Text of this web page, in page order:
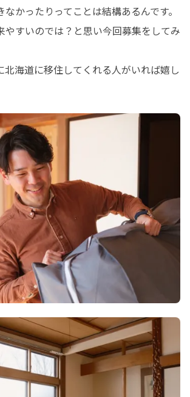
なかったりってことは結構あるんです。
やすいのでは？と思い今回募集をしてみ
北海道に移住してくれる人がいれば嬉し